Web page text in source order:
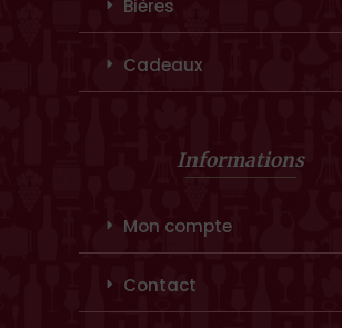
Bières
Cadeaux
Informations
Mon compte
Contact